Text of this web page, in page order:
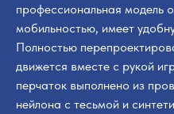
профессиональная модель
мобильностью, имеет
Полностью
движется вместе с рукой
перчаток выполнено из
нейлона с тесьмой и